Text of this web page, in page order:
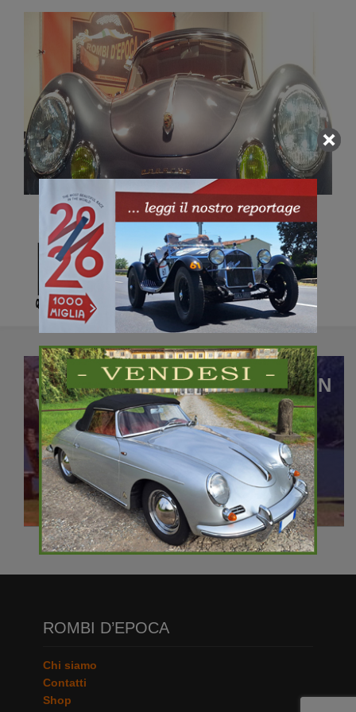
VALTELLINA E LIVIGNO PER UN
WEEK-END DUTY FREE
LEGGI
ROMBI D’EPOCA
Chi siamo
Contatti
Shop